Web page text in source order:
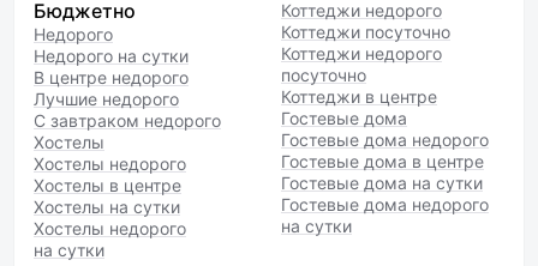
Бюджетно
Недорого
Недорого на сутки
В центре недорого
Лучшие недорого
С завтраком недорого
Хостелы
Хостелы недорого
Хостелы в центре
Хостелы на сутки
Хостелы недорого
на сутки
Коттеджи недорого
Коттеджи посуточно
Коттеджи недорого
посуточно
Коттеджи в центре
Гостевые дома
Гостевые дома недорого
Гостевые дома в центре
Гостевые дома на сутки
Гостевые дома недорого
на сутки